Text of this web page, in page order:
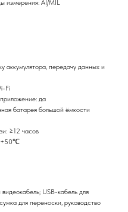
измерения: AI/MIL
аккумулятора, передачу данных и
Fi
да
батарея большой ёмкости
≥12 часов
+50℃
USB-кабель для
для переноски, руководство